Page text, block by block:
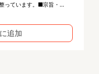
っています。■宗旨・...
追加